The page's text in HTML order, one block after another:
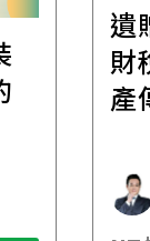
遺
財
產